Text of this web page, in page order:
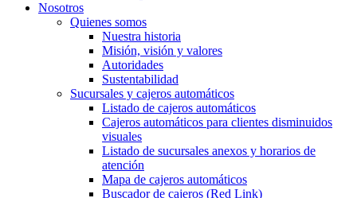
Nosotros
Quienes somos
Nuestra historia
Misión, visión y valores
Autoridades
Sustentabilidad
Sucursales y cajeros automáticos
Listado de cajeros automáticos
Cajeros automáticos para clientes disminuidos
visuales
Listado de sucursales anexos y horarios de
atención
Mapa de cajeros automáticos
Buscador de cajeros (Red Link)